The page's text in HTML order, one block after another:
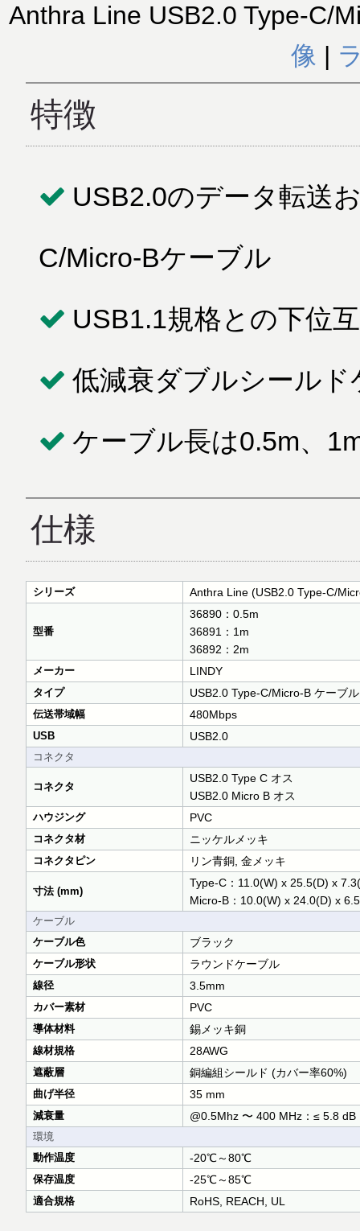
Anthra Line USB2.0 Type-C/
像 |
特徴
USB2.0のデータ転送
C/Micro-Bケーブル
USB1.1規格との下位
低減衰ダブルシール
ケーブル長は0.5m、
仕様
シリーズ Anthra Line (USB2.0 Type-C/
型番
36890：0.5m
36891：1m
36892：2m
メーカー LINDY
タイプ USB2.0 Type-C/Micro-B ケーブル
伝送帯域幅 480Mbps
USB USB2.0
コネクタ
コネクタ
USB2.0 Type C オス
USB2.0 Micro B オス
ハウジング PVC
コネクタ材 ニッケルメッキ
コネクタピン リン青銅, 金メッキ
寸法 (mm)
Type-C：11.0(W) x 25.5(D) x
Micro-B：10.0(W) x 24.0(D) x
ケーブル
ケーブル色
ブラック
ケーブル形状 ラウンドケーブル
線径 3.5mm
カバー素材 PVC
導体材料 錫メッキ銅
線材規格 28AWG
遮蔽層 銅編組シールド (カバー率60%)
曲げ半径 35 mm
減衰量 @0.5Mhz 〜 400 MHz：≤ 5.8 dB
環境
動作温度
-20℃～80℃
保存温度 -25℃～85℃
適合規格 RoHS, REACH, UL